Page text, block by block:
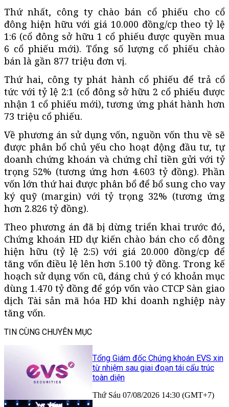
Thứ nhất, công ty chào bán cổ phiếu cho cổ
đông hiện hữu với giá 10.000 đồng/cp theo tỷ lệ
1:6 (cổ đông sở hữu 1 cổ phiếu được quyền mua
6 cổ phiếu mới). Tổng số lượng cổ phiếu chào
bán là gần 877 triệu đơn vị.
Thứ hai, công ty phát hành cổ phiếu để trả cổ
tức với tỷ lệ 2:1 (cổ đông sở hữu 2 cổ phiếu được
nhận 1 cổ phiếu mới), tương ứng phát hành hơn
73 triệu cổ phiếu.
Về phương án sử dụng vốn, nguồn vốn thu về sẽ
được phân bổ chủ yếu cho hoạt động đầu tư, tự
doanh chứng khoán và chứng chỉ tiền gửi với tỷ
trọng 52% (tương ứng hơn 4.603 tỷ đồng). Phần
vốn lớn thứ hai được phân bổ để bổ sung cho vay
ký quỹ (margin) với tỷ trọng 32% (tương ứng
hơn 2.826 tỷ đồng).
Theo phương án đã bị dừng triển khai trước đó,
Chứng khoán HD dự kiến chào bán cho cổ đông
hiện hữu (tỷ lệ 2:5) với giá 20.000 đồng/cp để
tăng vốn điều lệ lên hơn 5.100 tỷ đồng. Trong kế
hoạch sử dụng vốn cũ, đáng chú ý có khoản mục
dùng 1.470 tỷ đồng để góp vốn vào CTCP Sàn giao
dịch Tài sản mã hóa HD khi doanh nghiệp này
tăng vốn.
TIN CÙNG CHUYÊN MỤC
Tổng Giám đốc Chứng khoán EVS xin
từ nhiệm sau giai đoạn tái cấu trúc
toàn diện
Thứ Sáu 07/08/2026 14:30 (GMT+7)